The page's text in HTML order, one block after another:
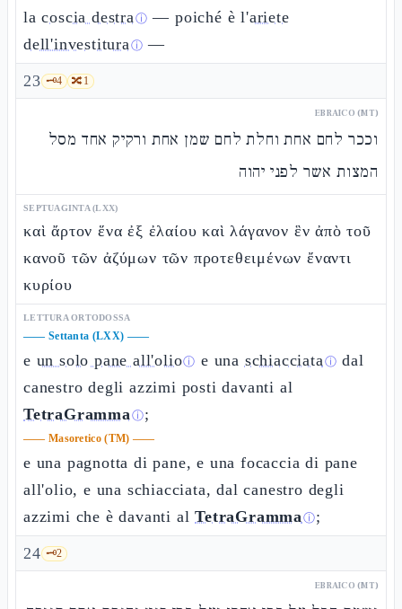
lacoscia destraⓘ — poiché è l'ariete
dell'investituraⓘ —
23 🗝️4 🔀1
EBRAICO (MT)
וככר לחם אחת וחלת לחם שמן אחת ורקיק אחד מסל
המצות אשר לפני יהוה
SEPTUAGINTA (LXX)
καὶ ἄρτον ἕνα ἐξ ἐλαίου καὶ λάγανον ἓν ἀπὸ τοῦ
κανοῦ τῶν ἀζύμων τῶν προτεθειμένων ἔναντι
κυρίου
LETTURA ORTODOSSA
—— Settanta (LXX) ——
e un solo pane all'olioⓘ e una schiacciataⓘ dal
canestro degli azzimi posti davanti al
TetraGrammaⓘ;
—— Masoretico (TM) ——
e una pagnotta di pane, e una focaccia di pane
all'olio, e una schiacciata, dal canestro degli
azzimi che è davanti alTetraGrammaⓘ;
24 🗝️2
EBRAICO (MT)